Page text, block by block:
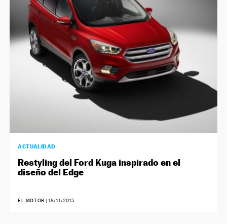
ACTUALIDAD
Restyling del Ford Kuga inspirado en el
diseño del Edge
EL MOTOR | 18/11/2015